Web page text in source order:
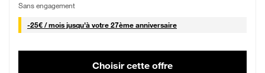
Sans engagement
-25€ / mois25 € par mois
jusqu'à votre 27ème anniversaire
Choisir cette offre